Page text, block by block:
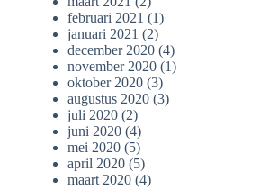
februari 2021 (1)
januari 2021 (2)
december 2020 (4)
november 2020 (1)
oktober 2020 (3)
augustus 2020 (3)
juli 2020 (2)
juni 2020 (4)
mei 2020 (5)
april 2020 (5)
maart 2020 (4)